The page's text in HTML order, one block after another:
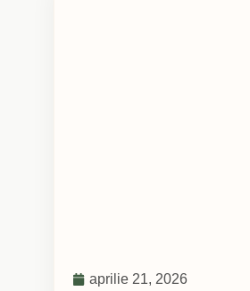
aprilie 21, 2026